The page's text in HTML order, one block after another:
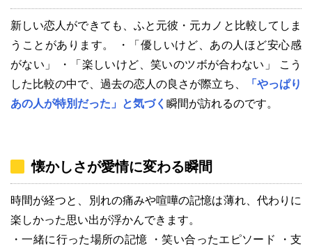
新しい恋人ができても、ふと元彼・元カノと比較してしま
うことがあります。 ・「優しいけど、あの人ほど安心感
がない」 ・「楽しいけど、笑いのツボが合わない」 こう
した比較の中で、過去の恋人の良さが際立ち、
「やっぱり
あの人が特別だった」と気づく 瞬間が訪れるのです。
懐かしさが愛情に変わる瞬間
時間が経つと、別れの痛みや喧嘩の記憶は薄れ、代わりに
楽しかった思い出が浮かんできます。
・一緒に行った場所の記憶 ・笑い合ったエピソード ・支